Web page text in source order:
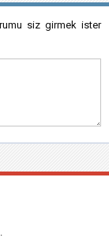
siz girmek ister